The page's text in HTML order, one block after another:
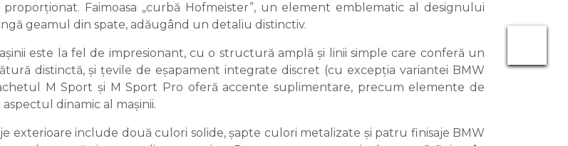
Faimoasa „curbă Hofmeister”, un element emblematic al designului
geamul din spate, adăugând un detaliu distinctiv.
este la fel de impresionant, cu o structură amplă și linii simple care conferă un
distinctă, și țevile de eșapament integrate discret (cu excepția variantei BMW
M Sport și M Sport Pro oferă accente suplimentare, precum elemente de
dinamic al mașinii.
exterioare include două culori solide, șapte culori metalizate și patru finisaje BMW